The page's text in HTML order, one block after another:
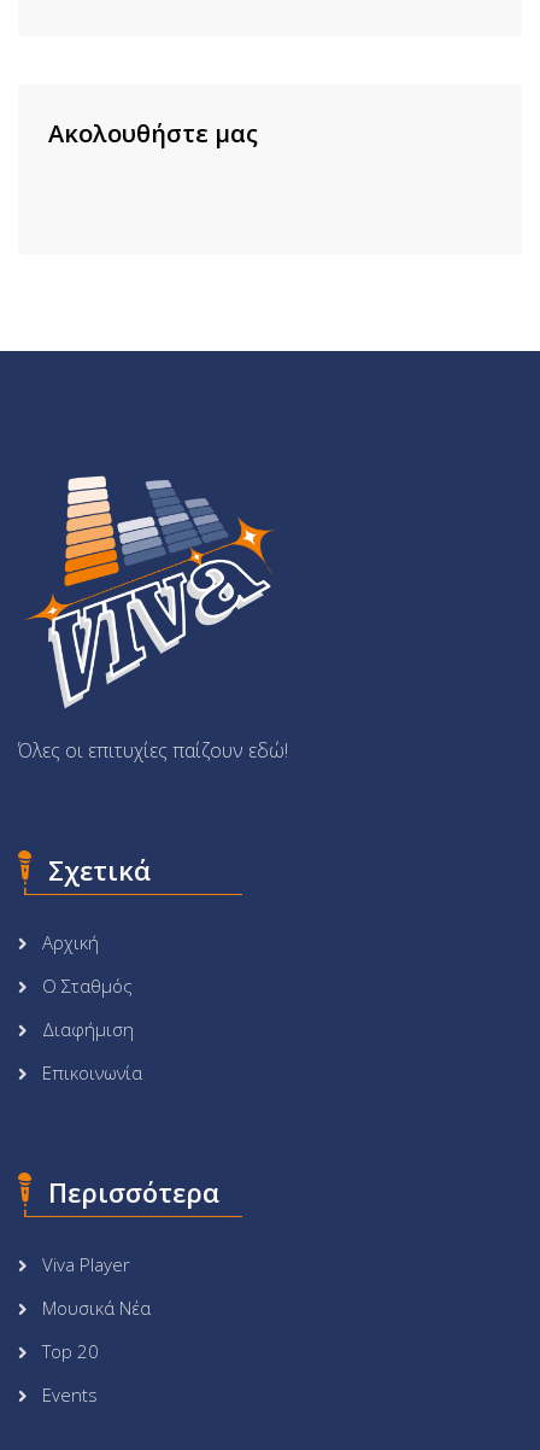
Ακολουθήστε μας
Όλες οι επιτυχίες παίζουν εδώ!
Σχετικά
Αρχική
Ο Σταθμός
Διαφήμιση
Επικοινωνία
Περισσότερα
Viva Player
Μουσικά Νέα
Top 20
Events